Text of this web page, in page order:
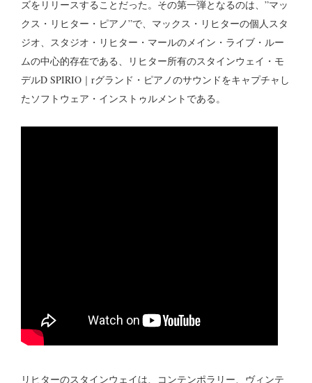
ズをリリースすることだった。その第一弾となるのは、”マッ
クス・リヒター・ピアノ”で、マックス・リヒターの個人スタ
ジオ、スタジオ・リヒター・マールのメイン・ライブ・ルー
ムの中心的存在である、リヒター所有のスタインウェイ・モ
デルD SPIRIO｜rグランド・ピアノのサウンドをキャプチャし
たソフトウェア・インストゥルメントである。
リヒターのスタインウェイは、コンテンポラリー、ヴィンテ